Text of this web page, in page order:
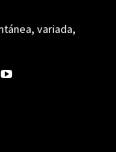
variada,